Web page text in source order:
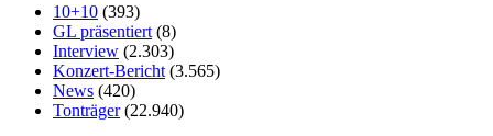
10+10 (393)
GL präsentiert (8)
Interview (2.303)
Konzert-Bericht (3.565)
News (420)
Tonträger(22.940)